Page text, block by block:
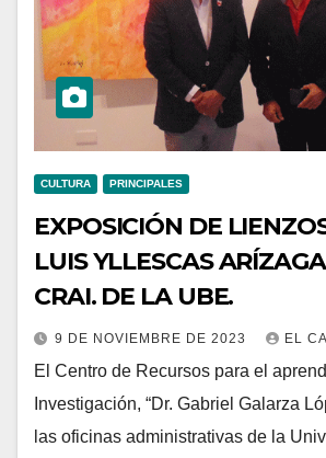
CULTURA PRINCIPALES
EXPOSICIÓN DE
LUIS YLLESCAS
CRAI. DE LA UBE.
9 DE NOVIEMBRE DE 2023 EL
El Centro de Recursos para el
Investigación, “Dr. Gabriel Galarza
las oficinas administrativas de la